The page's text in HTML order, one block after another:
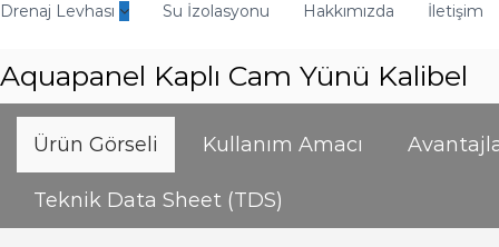
ü
t
r
Drenaj Levhası Su İzolasyonu Hakkımızda İletişim
Aquapanel Kaplı Cam Yünü Kalibel
Ürün Görseli Kullanım Amacı
Teknik Data Sheet (TDS)